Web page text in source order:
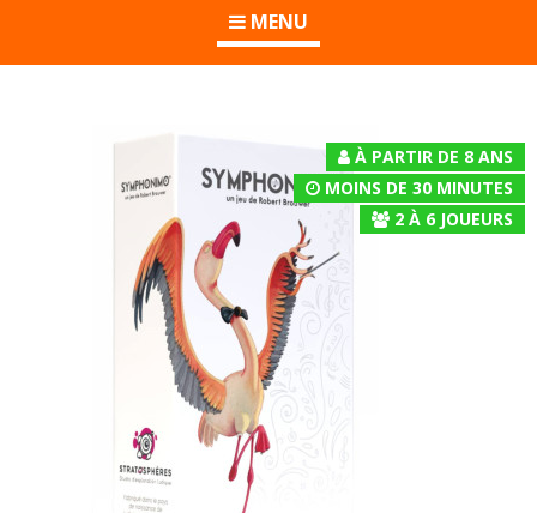
MENU
À PARTIR DE 8 ANS
MOINS DE 30 MINUTES
2 À 6 JOUEURS